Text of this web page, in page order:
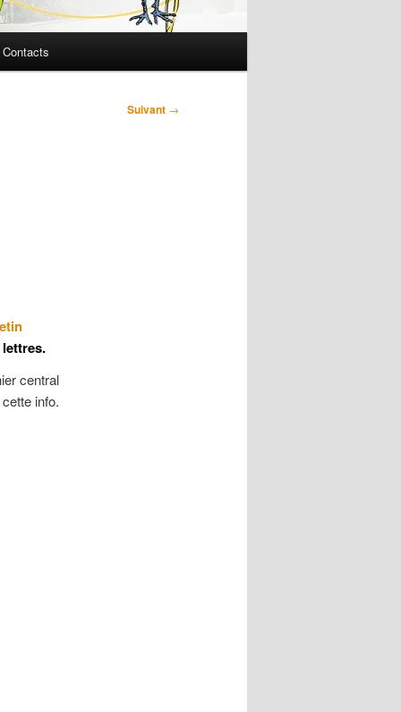
Contacts
Suivant →
central
cette info.